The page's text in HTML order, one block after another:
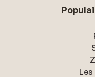
Les